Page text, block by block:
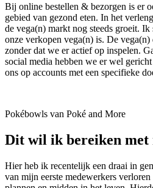
Bij online bestellen & bezorgen is er
gebied van gezond eten. In het
de vega(n) markt nog steeds groeit. Ik
onze verkopen vega(n) is. De
zonder dat we er actief op inspelen.
social media hebben we er wel
ons op accounts met een specifieke
Pokébowls van Poké and More
Dit wil ik bereiken met
Hier heb ik recentelijk een draai in
van mijn eerste medewerkers